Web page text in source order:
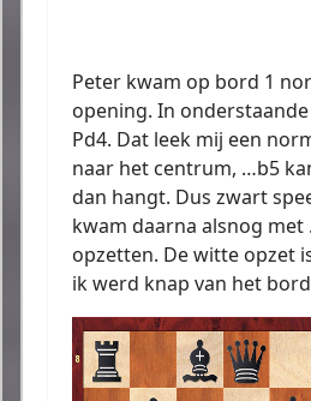
Peter kwam op bord 1
opening. In
Pd4. Dat leek mij een
naar het centrum, …b5
dan hangt. Dus zwart
kwam daarna alsnog
opzetten. De witte opzet
ik werd knap van het